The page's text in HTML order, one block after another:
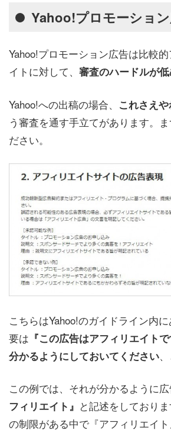
Yahoo!プロモーショ
Yahoo!プロモーション広告は比較
イトに対して、 審査のハードルが
Yahoo!への出稿の場合、 これさえ
う審査を通す手立てがあります。
ださい。
こちらはYahoo!のガイドライン内に
要は 『この広告はアフィリエイト
分かるようにしておいてください
この例では、それが分かるように
フィリエイト』 と記述をしており
の制限がある中で『アフィリエイト